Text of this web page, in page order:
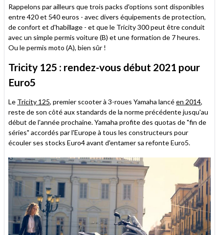
Rappelons par ailleurs que trois packs d'options sont disponibles
entre 420 et 540 euros - avec divers équipements de protection,
de confort et d'habillage - et que le Tricity 300 peut être conduit
avec un simple permis voiture (B) et une formation de 7 heures.
Ou le permis moto (A), bien sûr !
Tricity 125 : rendez-vous début 2021 pour
Euro5
Le Tricity 125, premier scooter à 3-roues Yamaha lancéen 2014,
reste de son côté aux standards de la norme précédente jusqu'au
début de l'année prochaine. Yamaha profite des quotas de "fin de
séries" accordés par l'Europe à tous les constructeurs pour
écouler ses stocks Euro4 avant d'entamer sa refonte Euro5.